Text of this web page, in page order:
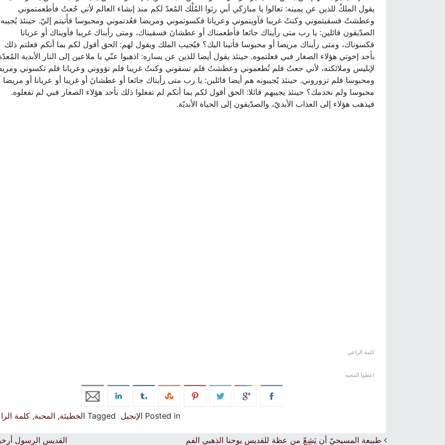
يقول الملكُ للذين عن يمينه: تعالوا يا مبارَكي أبي رثوا المُلْك المُعدّ لكم منذ إنشاء العالم لأني جُعتُ فأطعمتموني
وعطشتُ فسقيتموني وكنتُ غريبا فآويتموني وعريانا فكسوتموني ومريضا فعُدتموني ومحبوسا فأَتيتم إليّ. حينئذ يُجيبه
الصدّيقون قائلين: يا رب متى رأيناك جائعا فأطعمناك أو عطشانَ فسقيناك، ومتى رأيناك غريبا فآويناك أو عريانا
فكسوناك، ومتى رأيناك مريضا أو محبوسا فأتينا اليك؟ فيُجيب الملك ويقول لهم: الحق أقول لكم بما أنكم فعلتم ذلك
بأحد إخوتي هؤلاء الصغار فبي فعلتموه. حينئذ يقول أيضا للذين عن يساره: اذهبوا عنّي يا ملاعين إلى النار الأبدية
لإبليس وملائكته، لأني جعتُ فلم تُطعموني وعطشتُ فلم تسقوني وكنتُ غريبا فلم تؤووني وعريانا فلم تكسوني
ومحبوسا فلم تزوروني. حينئذ يُجيبونه هم أيضا قائلين: يا رب متى رأيناك جائعا أو عطشانَ أو غريبا أو عريانا أو مريضا
محبوسا ولم نخدمك؟ حينئذ يجيبهم قائلا: الحق أقول لكم بما أنكم لم تفعلوا ذلك بأحد هؤلاء الصغار فبي لم تفعلوه.
فيذهب هؤلاء إلى العذاب الأبديّ، والصدّيقون إلى الحياة الأبديّة.
كلمة الراعي
اعطوا المحبة
Posted in الإنجيل Tagged الخطيئة, المحبة, كلمة
طبيعة المسيحيّ أن يَشِعّ من عظة للقديس يوحنا الذهبي الفم القديس الرسول